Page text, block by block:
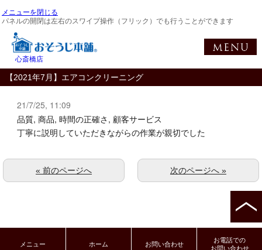
メニューを閉じる
パネルの開閉は左右のスワイプ操作（フリック）でも行うことができます
心斎橋店
【2021年7月】エアコンクリーニング
21/7/25, 11:09
品質, 商品, 時間の正確さ, 顧客サービス
丁寧に説明していただきながらの作業が親切でした
次のページへ »
« 前のページへ
メニュー ホーム お問い合わせ
お電話での
お問い合わせ